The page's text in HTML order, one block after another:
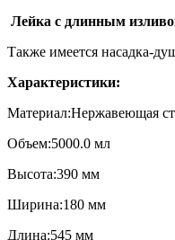
Лейка с длинным
Также имеется насадка-
Характеристики:
Материал:Нержавеющая
Объем:5000.0 мл
Высота:390 мм
Ширина:180 мм
Длина:545 мм